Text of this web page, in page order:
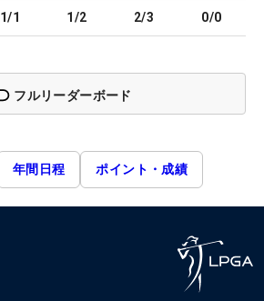
1/1 1/2 2/3 0/0
フルリーダーボード
年間日程 ポイント・成績